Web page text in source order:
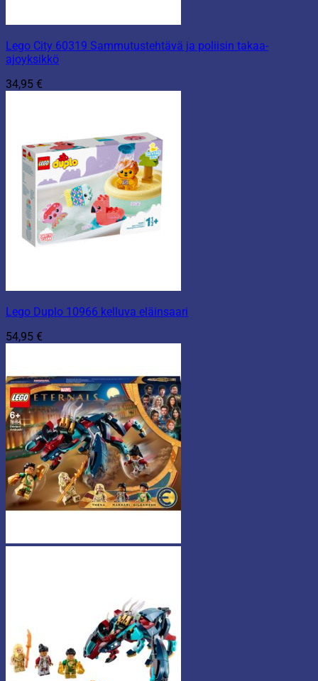
Lego City 60319 Sammutustehtävä ja poliisin takaa-
ajoyksikkö
34,95 €
Lego Duplo 10966 kelluva eläinsaari
54,95 €